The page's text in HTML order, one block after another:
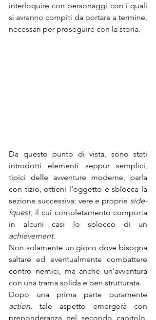
interloquire con personaggi con i quali
si avranno compiti da portare a termine,
necessari per proseguire con la storia.
Da questo punto di vista, sono stati
introdotti elementi seppur semplici,
tipici delle avventure moderne, parla
con tizio, ottieni l’oggetto e sblocca la
sezione successiva: vere e proprie side-
lquest, il cui completamento comporta
achievement.
Non solamente un gioco dove bisogna
saltare ed eventualmente combattere
contro nemici, ma anche un’avventura
con una trama solida e ben strutturata.
action , tale aspetto emergerà con
preponderanza nel secondo capitolo,